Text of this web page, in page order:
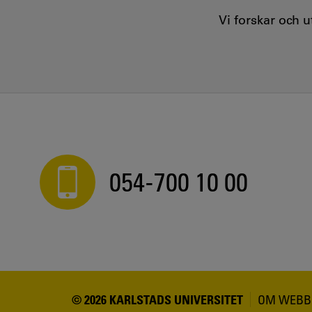
Vi forskar och
054-700 10 00
© 2026 KARLSTADS UNIVERSITET OM